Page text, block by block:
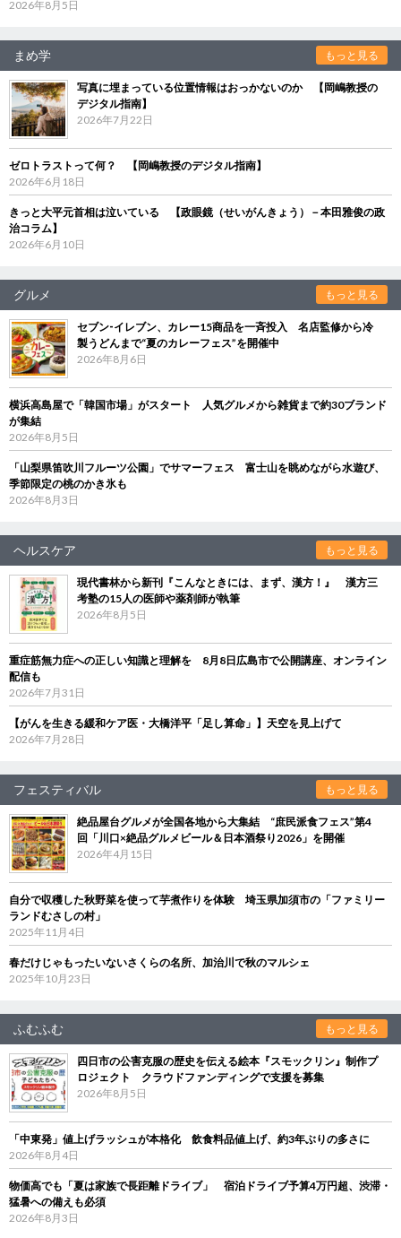
2026年8月5日
まめ学 もっと見る
写真に埋まっている位置情報はおっかないのか 【岡嶋教授の
デジタル指南】
2026年7月22日
ゼロトラストって何？ 【岡嶋教授のデジタル指南】
2026年6月18日
きっと大平元首相は泣いている 【政眼鏡（せいがんきょう）－本田雅俊の政
治コラム】
2026年6月10日
グルメ もっと見る
セブン‐イレブン、カレー15商品を一斉投入 名店監修から冷
製うどんまで“夏のカレーフェス”を開催中
2026年8月6日
横浜高島屋で「韓国市場」がスタート 人気グルメから雑貨まで約30ブランド
が集結
2026年8月5日
「山梨県笛吹川フルーツ公園」でサマーフェス 富士山を眺めながら水遊び、
季節限定の桃のかき氷も
2026年8月3日
ヘルスケア もっと見る
現代書林から新刊『こんなときには、まず、漢方！』 漢方三
考塾の15人の医師や薬剤師が執筆
2026年8月5日
重症筋無力症への正しい知識と理解を 8月8日広島市で公開講座、オンライン
配信も
2026年7月31日
【がんを生きる緩和ケア医・大橋洋平「足し算命」】天空を見上げて
2026年7月28日
フェスティバル もっと見る
絶品屋台グルメが全国各地から大集結 “庶民派食フェス”第4
回「川口×絶品グルメビール＆日本酒祭り2026」を開催
2026年4月15日
自分で収穫した秋野菜を使って芋煮作りを体験 埼玉県加須市の「ファミリー
ランドむさしの村」
2025年11月4日
春だけじゃもったいないさくらの名所、加治川で秋のマルシェ
2025年10月23日
ふむふむ もっと見る
四日市の公害克服の歴史を伝える絵本『スモックリン』制作プ
ロジェクト クラウドファンディングで支援を募集
2026年8月5日
「中東発」値上げラッシュが本格化 飲食料品値上げ、約3年ぶりの多さに
2026年8月4日
物価高でも「夏は家族で長距離ドライブ」 宿泊ドライブ予算4万円超、渋滞・
猛暑への備えも必須
2026年8月3日